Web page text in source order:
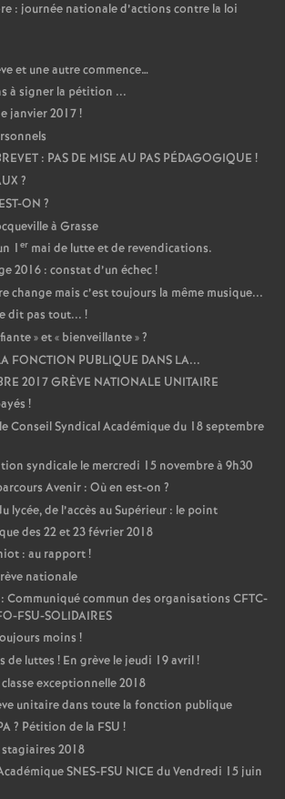
: journée nationale d’actions contre la loi
et une autre commence…
à signer la pétition ...
janvier 2017!
: PAS DE MISE AU PAS PÉDAGOGIQUE !
?
ON ?
à Grasse
1 er mai de lutte et de revendications.
2016 : constat d’un échec!
change mais c’est toujours la même musique...
dit pas tout... !
» et « bienveillante»?
FONCTION PUBLIQUE DANS LA...
2017 GRÈVE NATIONALE UNITAIRE
!
Conseil Syndical Académique du 18 septembre
syndicale le mercredi 15 novembre à 9h30
Avenir : Où en est-on ?
lycée, de l’accès au Supérieur : le point
des 22 et 23 février 2018
: au rapport!
nationale
Communiqué commun des organisations CFTC-
FSU-SOLIDAIRES
moins !
de luttes ! En grève le jeudi 19 avril!
exceptionnelle 2018
unitaire dans toute la fonction publique
? Pétition de la FSU !
2018
SNES-FSU NICE du Vendredi 15 juin